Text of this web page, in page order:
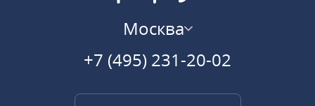
Москва
+7 (495) 231-20-02